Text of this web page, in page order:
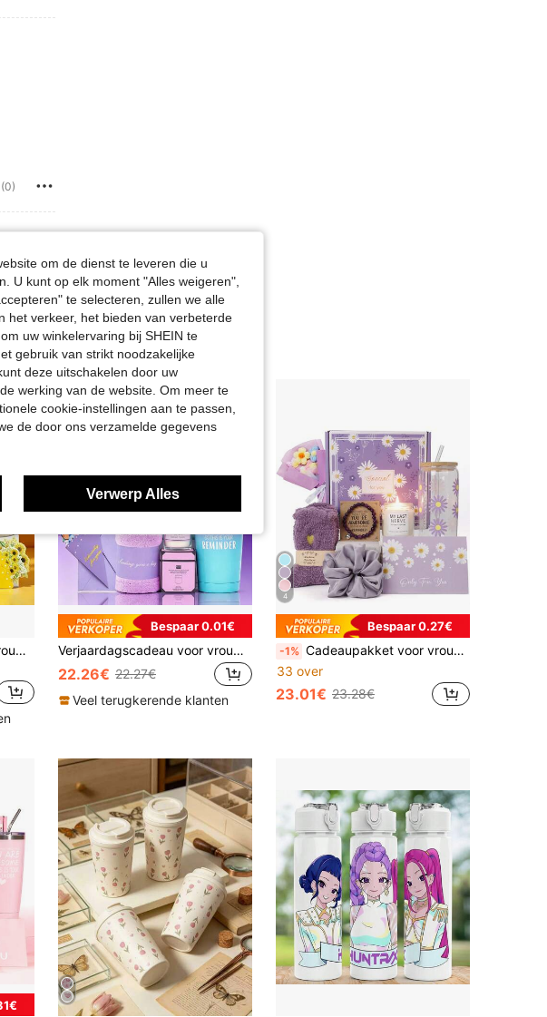
Verjaardagscadeau voor vrouwen, luxe zelfzorg spa-cadeaupakket, herstel na operatie beterschapscadeauset, warm cadeau voor vrouw, nieuwe moeder, zus, vrouwelijke collega, lerares, beste vriendin en jong meisje, schattige reisbeker cadeaupakketset
Bespaar 0.01€
Verjaardagscadeau voor vrouwen, creatief cadeau voor moeder, zus, vriendin, vrouw, Valentijnsdagcadeau voor haar, unieke ontspannende spa-cadeauset
22.26€ 22.27€
Veel terugkerende klanten
4
Bespaar 0.27€
-1% Cadeaupakket voor vrouwen, verjaardagscadeau voor vrouwen, cadeau voor moeder, vrouw, vriendin, zus, haar cadeau - Fijne verjaardag, kerst, Valentijnsdag, Moederdagcadeau
33 over
23.01€ 23.28€
om de dienst te leveren die u
U kunt op elk moment "Alles weigeren",
te selecteren, zullen we alle
het verkeer, het bieden van verbeterde
uw winkelervaring bij SHEIN te
gebruik van strikt noodzakelijke
deze uitschakelen door uw
werking van de website. Om meer te
cookie-instellingen aan te passen,
de door ons verzamelde gegevens
Verwerp Alles